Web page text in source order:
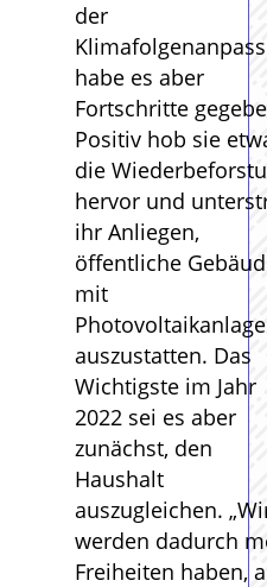
der
habe es aber
Fortschritte
Positiv hob sie
die
hervor und
ihr Anliegen,
öffentliche
mit
auszustatten. Das
Wichtigste im Jahr
2022 sei es aber
zunächst, den
Haushalt
auszugleichen.
werden dadurch
Freiheiten haben,